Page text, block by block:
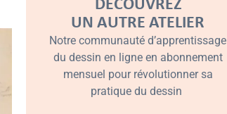
DÉCOUVREZ
UN AUTRE ATELIER
Notre communauté d’apprentissage
du dessin en ligne en abonnement
mensuel pour révolutionner sa
pratique du dessin